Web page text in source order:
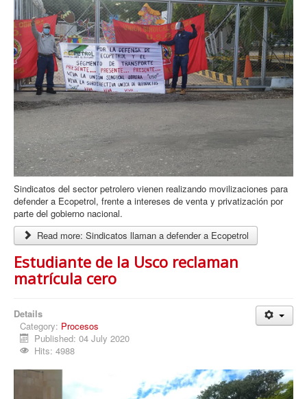
Sindicatos del sector petrolero vienen realizando movilizaciones para
defender a Ecopetrol, frente a intereses de venta y privatización por
parte del gobierno nacional.
Read more: Sindicatos llaman a defender a Ecopetrol
Estudiante de la Usco reclaman
matrícula cero
Details
Category: Procesos
Published: 04 July 2020
Hits: 4988